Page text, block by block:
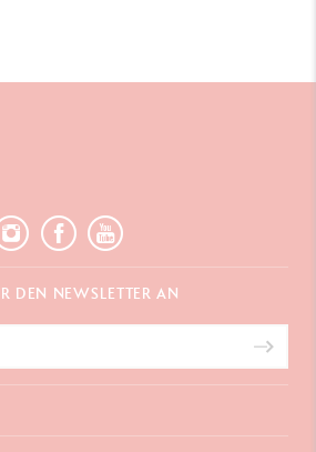
DEN NEWSLETTER AN